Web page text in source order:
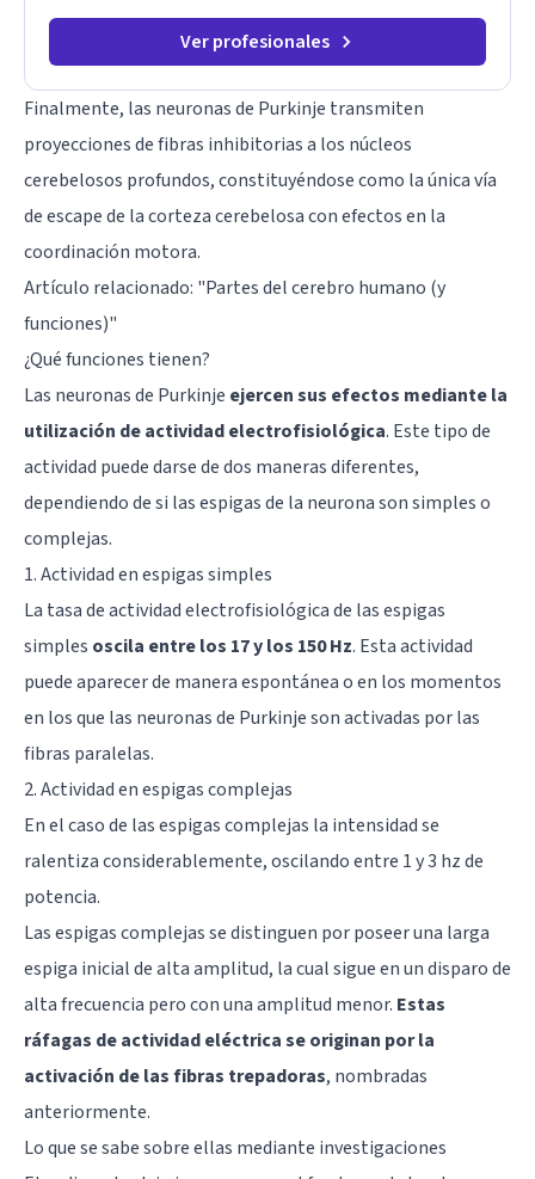
Ver profesionales
Finalmente, las neuronas de Purkinje transmiten
proyecciones de fibras inhibitorias a los núcleos
cerebelosos profundos, constituyéndose como la única vía
de escape de la corteza cerebelosa con efectos en la
coordinación motora.
Artículo relacionado: "Partes del cerebro humano (y
funciones)"
¿Qué funciones tienen?
Las neuronas de Purkinje ejercen sus efectos mediante la
utilización de actividad electrofisiológica. Este tipo de
actividad puede darse de dos maneras diferentes,
dependiendo de si las espigas de la neurona son simples o
complejas.
1. Actividad en espigas simples
La tasa de actividad electrofisiológica de las espigas
simples oscila entre los 17 y los 150 Hz. Esta actividad
puede aparecer de manera espontánea o en los momentos
en los que las neuronas de Purkinje son activadas por las
fibras paralelas.
2. Actividad en espigas complejas
En el caso de las espigas complejas la intensidad se
ralentiza considerablemente, oscilando entre 1 y 3 hz de
potencia.
Las espigas complejas se distinguen por poseer una larga
espiga inicial de alta amplitud, la cual sigue en un disparo de
alta frecuencia pero con una amplitud menor. Estas
ráfagas de actividad eléctrica se originan por la
activación de las fibras trepadoras, nombradas
anteriormente.
Lo que se sabe sobre ellas mediante investigaciones